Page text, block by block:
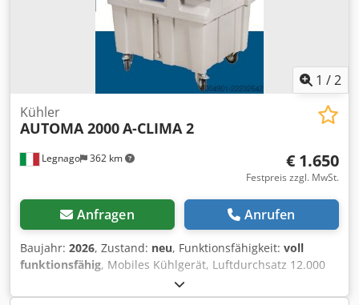
1 /2
Legnago 362 km
Kühler
AUTOMA 2000A-CLIMA 2
€ 1.650
Festpreis zzgl. MwSt.
Anfragen Anrufen
Baujahr: 2026, Zustand: neu, Funktionsfähigkeit: voll
funktionsfähig, Mobiles Kühlgerät, Luftdurchsatz 12.000
m³/h, AUTOMA 2000 A-CLIMA 2. Dedjzhtwcepfx Akzokr